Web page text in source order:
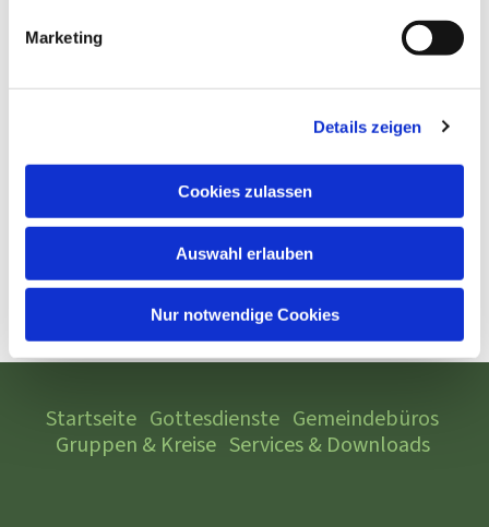
Marketing
Details zeigen
Cookies zulassen
Auswahl erlauben
Nur notwendige Cookies
Startseite Gottesdienste Gemeindebüros
Gruppen & Kreise Services & Downloads